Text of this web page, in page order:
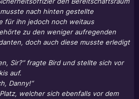
nach hinten gestellte
für ihn jedoch noch weitaus
zu den weniger aufregenden
doch auch diese musste erledigt
Sir?“ fragte Bird und stellte sich vor
auf.
Danny!“
welcher sich ebenfalls vor dem